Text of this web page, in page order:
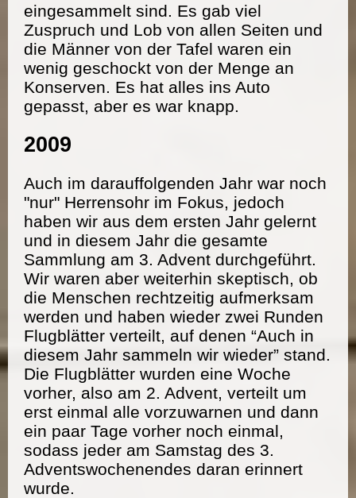
eingesammelt sind. Es gab viel
Zuspruch und Lob von allen Seiten und
die Männer von der Tafel waren ein
wenig geschockt von der Menge an
Konserven. Es hat alles ins Auto
gepasst, aber es war knapp.
2009
Auch im darauffolgenden Jahr war noch
"nur" Herrensohr im Fokus, jedoch
haben wir aus dem ersten Jahr gelernt
und in diesem Jahr die gesamte
Sammlung am 3. Advent durchgeführt.
Wir waren aber weiterhin skeptisch, ob
die Menschen rechtzeitig aufmerksam
werden und haben wieder zwei Runden
Flugblätter verteilt, auf denen “Auch in
diesem Jahr sammeln wir wieder” stand.
Die Flugblätter wurden eine Woche
vorher, also am 2. Advent, verteilt um
erst einmal alle vorzuwarnen und dann
ein paar Tage vorher noch einmal,
sodass jeder am Samstag des 3.
Adventswochenendes daran erinnert
wurde.